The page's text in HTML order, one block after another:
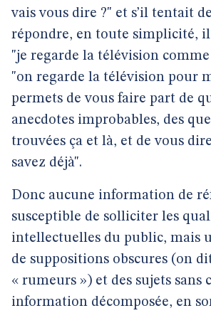
vais vous dire ?" et s’il tentait
répondre, en toute simplicité,
"je regarde la télévision
"on regarde la télévision pour
permets de vous faire part de
anecdotes improbables, des
trouvées ça et là, et de vous
savez déjà".
Donc aucune information de
susceptible de solliciter les
intellectuelles du public, mais
de suppositions obscures (on
« rumeurs ») et des sujets sans
information décomposée, en